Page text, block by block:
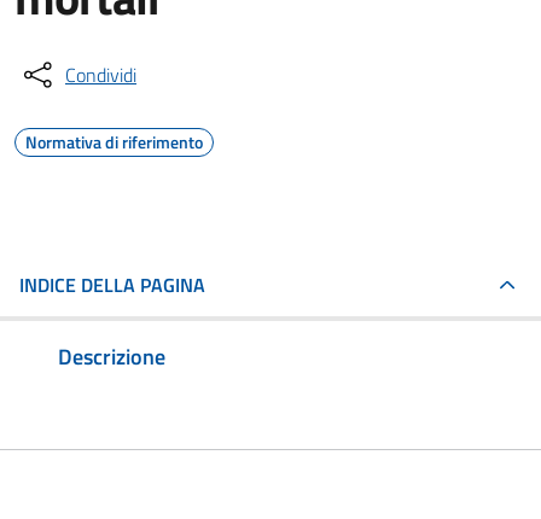
Condividi
Normativa di riferimento
INDICE DELLA PAGINA
Descrizione